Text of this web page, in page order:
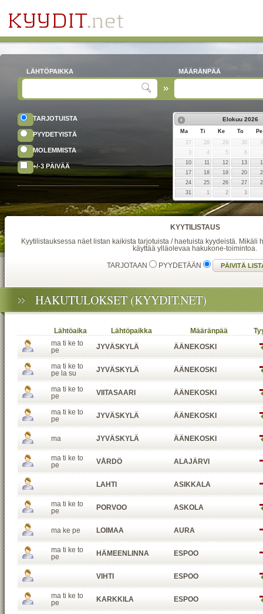
LÄHTÖPAIKKA MÄÄRÄNPÄÄ
TARJOTUISTA
PYYDETYISTÄ
MOLEMMISTA
+/-3 PÄIVÄÄ
Elokuu 2026
Ma Ti Ke To
Pe
27
28 29 30
3
4 5
6
10
11 12 13
17
18 19 20
24
25 26 27
31
1 2 3
KYYTILISTAUS
Kyytilistauksessa näet listan kaikista tarjotuista / haetuista kyydeistä. Mikäli
käyttää ylläolevaa hakukone-toimintoa.
TARJOTAAN PYYDETÄÄN
HAKUTULOKSET (KYYDIT.NET)
Lähtöaika Lähtöpaikka Määränpää
ma ti ke to
pe
JYVÄSKYLÄ ÄÄNEKOSKI
ma ti ke to
pe la su
JYVÄSKYLÄ ÄÄNEKOSKI
ma ti ke to
pe
VIITASAARI ÄÄNEKOSKI
ma ti ke to
pe
JYVÄSKYLÄ ÄÄNEKOSKI
ma JYVÄSKYLÄ ÄÄNEKOSKI
ma ti ke to
pe
VÅRDÖ ALAJÄRVI
LAHTI ASIKKALA
ma ti ke to
pe
PORVOO ASKOLA
ma ke pe LOIMAA AURA
ma ti ke to
pe
HÄMEENLINNA ESPOO
VIHTI ESPOO
ma ti ke to
pe
KARKKILA ESPOO